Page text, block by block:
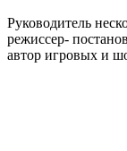
Руководитель
режиссер-
автор игровых и